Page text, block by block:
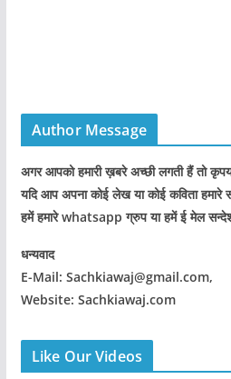
Author Message
अगर आपको हमारी ख़बरे अच्छी लगती हैं तो
यदि आप अपना कोई लेख या कोई कविता हमारे
हमें हमारे whatsapp ग्रुप या हमें ई मेल
धन्यवाद
E-Mail: Sachkiawaj@gmail.com,
Website: Sachkiawaj.com
Like Our Videos